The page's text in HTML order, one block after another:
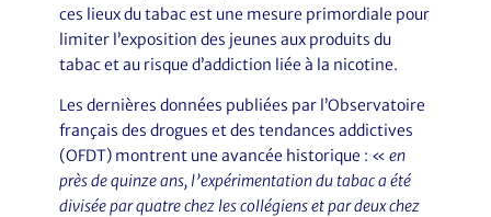
ces lieux du tabac est une mesure primordiale pour
limiter l’exposition des jeunes aux produits du
tabac et au risque d’addiction liée à la nicotine.
Les dernières données publiées par l’Observatoire
français des drogues et des tendances addictives
(OFDT) montrent une avancée historique : « en
près de quinze ans, l’expérimentation du tabac a été
divisée par quatre chez les collégiens et par deux chez